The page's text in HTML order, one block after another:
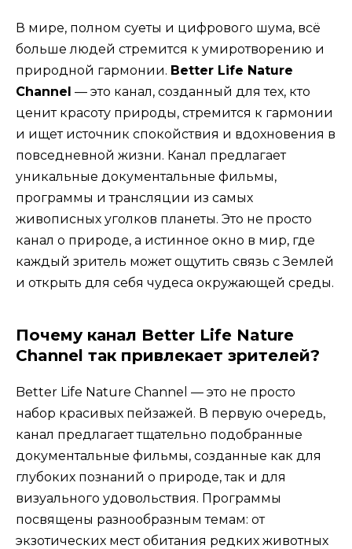
В мире, полном суеты и цифрового шума, всё
больше людей стремится к умиротворению и
природной гармонии. Better Life Nature
Channel — это канал, созданный для тех, кто
ценит красоту природы, стремится к гармонии
и ищет источник спокойствия и вдохновения в
повседневной жизни. Канал предлагает
уникальные документальные фильмы,
программы и трансляции из самых
живописных уголков планеты. Это не просто
канал о природе, а истинное окно в мир, где
каждый зритель может ощутить связь с Землей
и открыть для себя чудеса окружающей среды.
Почему канал Better Life Nature
Channel так привлекает зрителей?
Better Life Nature Channel — это не просто
набор красивых пейзажей. В первую очередь,
канал предлагает тщательно подобранные
документальные фильмы, созданные как для
глубоких познаний о природе, так и для
визуального удовольствия. Программы
посвящены разнообразным темам: от
экзотических мест обитания редких животных